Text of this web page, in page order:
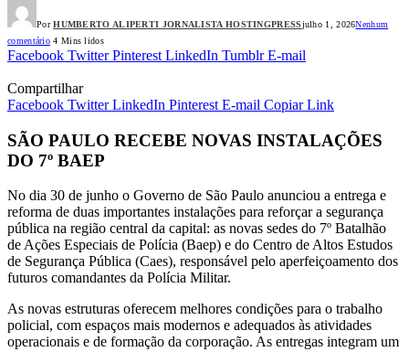
Por HUMBERTO ALIPERTI JORNALISTA HOSTINGPRESSjulho 1, 2026Nenhum
comentário 4 Mins lidos
Facebook Twitter Pinterest LinkedIn Tumblr E-mail
Compartilhar
Facebook Twitter LinkedIn Pinterest E-mail Copiar Link
SÃO PAULO RECEBE NOVAS INSTALAÇÕES
DO 7º BAEP
No dia 30 de junho o Governo de São Paulo anunciou a entrega e
reforma de duas importantes instalações para reforçar a segurança
pública na região central da capital: as novas sedes do 7º Batalhão
de Ações Especiais de Polícia (Baep) e do Centro de Altos Estudos
de Segurança Pública (Caes), responsável pelo aperfeiçoamento dos
futuros comandantes da Polícia Militar.
As novas estruturas oferecem melhores condições para o trabalho
policial, com espaços mais modernos e adequados às atividades
operacionais e de formação da corporação. As entregas integram um